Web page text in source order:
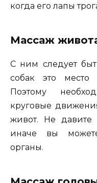
когда его лапы
Массаж
С ним следует
собак это место
Поэтому
круговые
живот. Не
иначе вы
органы.